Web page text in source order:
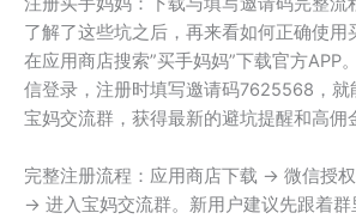
了解了这些坑之后，再来看如何正确使用
在应用商店搜索”买手妈妈”下载官方APP
信登录，注册时填写邀请码7625568，就
宝妈交流群，获得最新的避坑提醒和高佣
完整注册流程：应用商店下载 → 微信授
→ 进入宝妈交流群。新用户建议先跟着